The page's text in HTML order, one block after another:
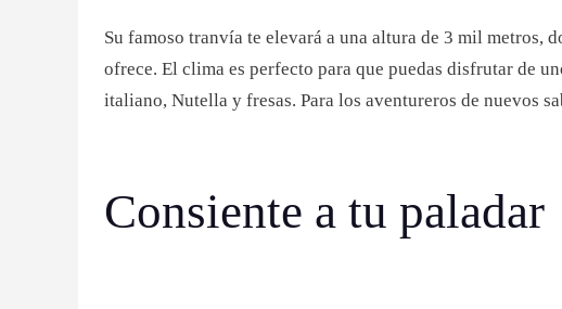
Su famoso tranvía te elevará a una altura de 3 mil metros,
ofrece. El clima es perfecto para que puedas disfrutar de
italiano, Nutella y fresas. Para los aventureros de nuevos
Consiente a tu paladar